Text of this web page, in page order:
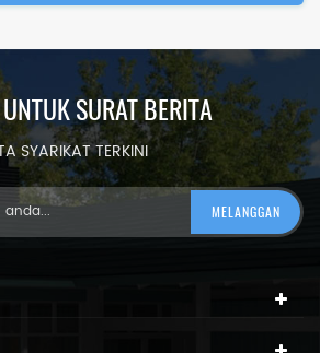
SURAT BERITA
SYARIKAT TERKINI